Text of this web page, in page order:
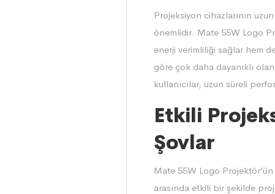
Projeksiyon cihazlarının
önemlidir. Mate 55W Logo
enerji verimliliği sağlar hem
göre çok daha dayanıklı
kullanıcılar, uzun süreli
Etkili
Şovlar
Mate 55W Logo
arasında etkili bir şekilde